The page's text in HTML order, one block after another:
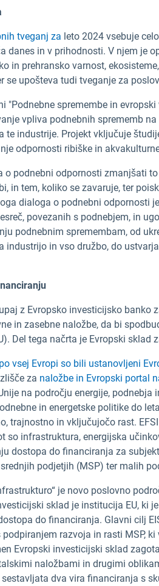
tveganj za leto 2024 vsebuje
danes in v prihodnosti. V njem je
in prehransko varnost,
se upošteva tudi tveganje za
"Podnebne spremembe in
vpliva podnebnih sprememb
te industrije. Projekt vključuje
odpornosti ribiške in
o podnebni odpornosti zmanjšati to
in tem, koliko se zavaruje, ter
dialoga o podnebni odpornosti
povezanih s podnebjem, in
podnebnim spremembam, od
industrijo in vso družbo, do
z Evropsko investicijsko banko
in zasebne naložbe, da bi
Del tega načrta je Evropski sklad
po vsej Evropi so bili ustanovljeni
za naložbe in Evropski portal
na področju energije,
in energetske politike do
trajnostno in vključujočo rast.
so infrastruktura, energijska
dostopa do financiranja za
podjetjih (MSP) ter malih
je novo poslovno
sklad je institucija EU, ki
do financiranja. Glavni cilj
podpiranjem razvoja in rasti MSP,
Evropski investicijski sklad
naložbami in drugimi
sestavljata dva vira financiranja s